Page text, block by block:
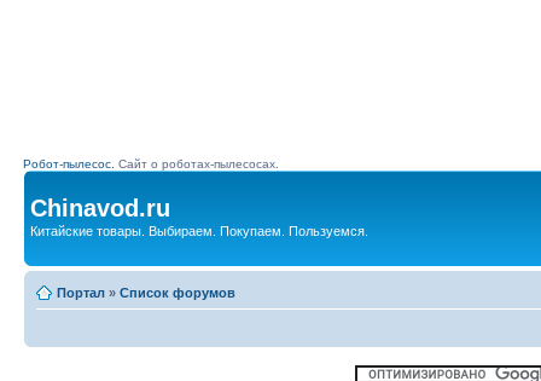
Робот-пылесос. Сайт о роботах-пылесосах.
Chinavod.ru
Китайские товары. Выбираем. Покупаем. Пользуемся.
Портал » Список форумов